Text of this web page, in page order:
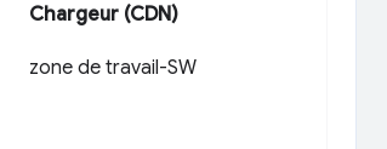
Chargeur (CDN)
zone de travail-SW